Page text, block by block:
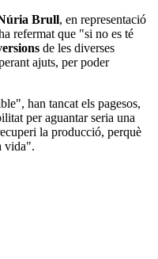
Brull, en representació
refermat que "si no es té
de les diverses
ajuts, per poder
han tancat els pagesos,
per aguantar seria una
la producció, perquè
vida".